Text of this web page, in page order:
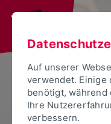
Auf unserer
verwendet. Einige
benötigt, während
Ihre
verbessern.